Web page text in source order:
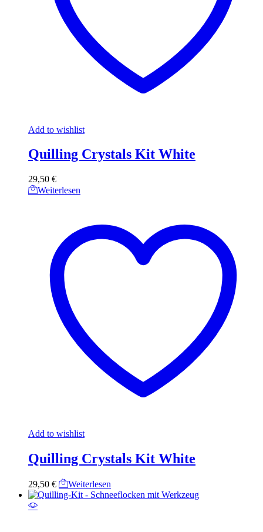
Add to wishlist
Quilling Crystals Kit White
29,50 €
Weiterlesen
Add to wishlist
Quilling Crystals Kit White
29,50 € Weiterlesen